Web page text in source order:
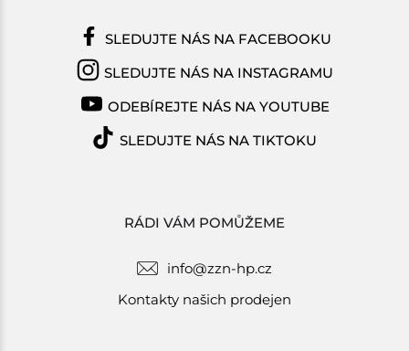
RÁDI VÁM POMŮŽEME
info@zzn-hp.cz
Kontakty našich prodejen
SLEDUJTE NÁS NA FACEBOOKU
SLEDUJTE NÁS NA INSTAGRAMU
ODEBÍREJTE NÁS NA YOUTUBE
SLEDUJTE NÁS NA TIKTOKU